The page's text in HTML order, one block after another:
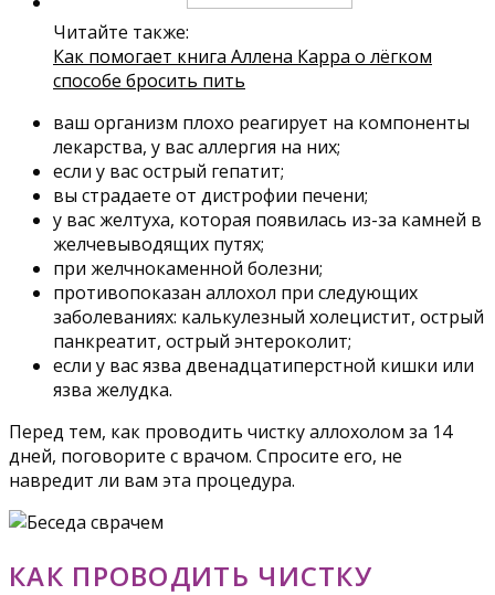
Читайте также:
Как помогает книга Аллена Карра о лёгком
способе бросить пить
ваш организм плохо реагирует на компоненты
лекарства, у вас аллергия на них;
если у вас острый гепатит;
вы страдаете от дистрофии печени;
у вас желтуха, которая появилась из-за камней в
желчевыводящих путях;
при желчнокаменной болезни;
противопоказан аллохол при следующих
заболеваниях: калькулезный холецистит, острый
панкреатит, острый энтероколит;
если у вас язва двенадцатиперстной кишки или
язва желудка.
Перед тем, как проводить чистку аллохолом за 14
дней, поговорите с врачом. Спросите его, не
навредит ли вам эта процедура.
КАК ПРОВОДИТЬ ЧИСТКУ